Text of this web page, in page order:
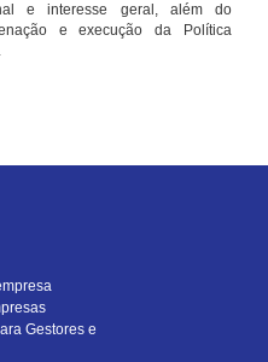
e interesse geral, além do
e execução da Política
Gestores e